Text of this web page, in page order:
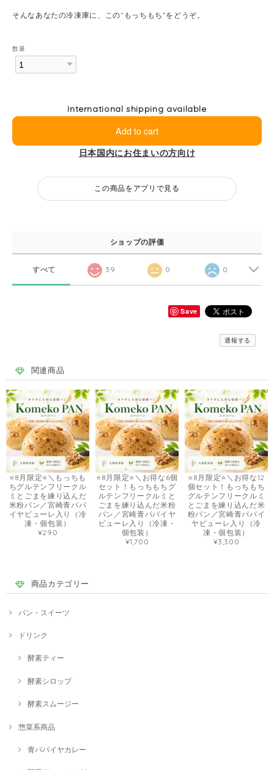
そんなあなたの冷凍庫に、この“もっちもち”をどうぞ。
数量
International shipping available
Add to cart
日本国内にお住まいの方向け
この商品をアプリで見る
ショップの評価
すべて 39 0 0
Save
通報する
関連商品
⭐️8月限定⭐️＼もっちも
ちグルテンフリークル
ミとごまを練り込んだ
米粉パン／宮崎青パパ
イヤピューレ入り（冷
凍・個包装）
¥290
⭐️8月限定⭐️＼お得な6個
セット！もっちもちグ
ルテンフリークルミと
ごまを練り込んだ米粉
パン／宮崎青パパイヤ
ピューレ入り（冷凍・
個包装）
¥1,700
⭐️8月限定⭐️＼お得な12
個セット！もっちもち
グルテンフリークルミ
とごまを練り込んだ米
粉パン／宮崎青パパイ
ヤピューレ入り（冷
凍・個包装）
¥3,300
商品カテゴリー
パン・スイーツ
ドリンク
酵素ティー
酵素シロップ
酵素スムージー
惣菜系商品
青パパイヤカレー